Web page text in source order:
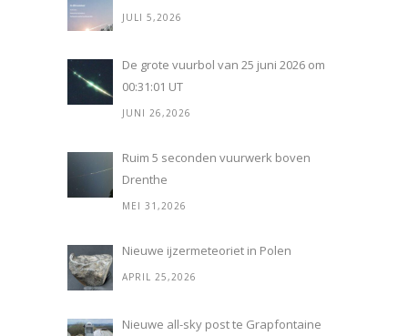
JULI 5,2026
De grote vuurbol van 25 juni 2026 om
00:31:01 UT
JUNI 26,2026
Ruim 5 seconden vuurwerk boven
Drenthe
MEI 31,2026
Nieuwe ijzermeteoriet in Polen
APRIL 25,2026
Nieuwe all-sky post te Grapfontaine